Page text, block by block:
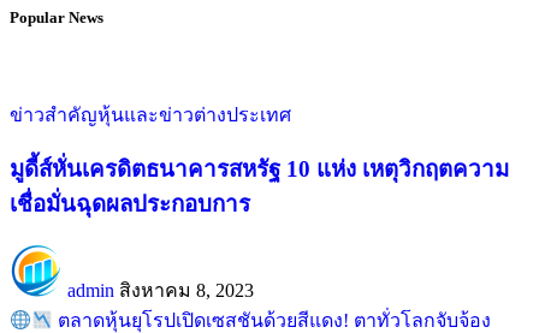
Popular News
ข่าวสำคัญหุ้นและข่าวต่างประเทศ
มูดี้ส์หั่นเครดิตธนาคารสหรัฐ 10 แห่ง เหตุวิกฤตความ
เชื่อมั่นฉุดผลประกอบการ
admin สิงหาคม 8, 2023
ตลาดหุ้นยุโรปเปิดเซสชันด้วยสีแดง! ตาทั่วโลกจับจ้อง